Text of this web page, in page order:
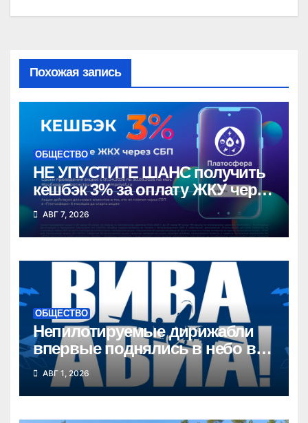
Похожая запись
ОБЩЕСТВО
НЕ УПУСТИТЕ ШАНС получить
кешбэк 3% за оплату ЖКУ через
СБП в «Платосфере»
АВГ 7, 2026
ОБЩЕСТВО
Непилотируемые дирижабли
впервые поднялись в небо в
Новосибирской области
АВГ 1, 2026